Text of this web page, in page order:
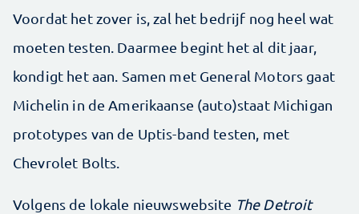
Voordat het zover is, zal het bedrijf nog heel wat
moeten testen. Daarmee begint het al dit jaar,
kondigt het aan. Samen met General Motors gaat
Michelin in de Amerikaanse (auto)staat Michigan
prototypes van de Uptis-band testen, met
Chevrolet Bolts.
Volgens de lokale nieuwswebsite The Detroit